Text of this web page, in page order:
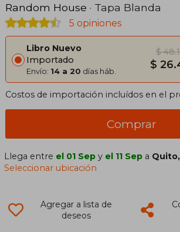
Random House · Tapa Blanda
5 opiniones
Libro Nuevo
Importado
Envío: 14 a 20 días háb.
$
$
Costos de importación incluídos en el
Comprar
Llega entre el 01 Sep y el 11 Sep a
Seleccionar ubicación
Agregar a lista de
deseos